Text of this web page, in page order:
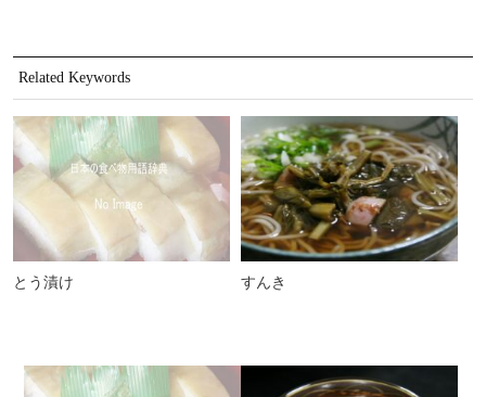
Related Keywords
とう漬け すんき